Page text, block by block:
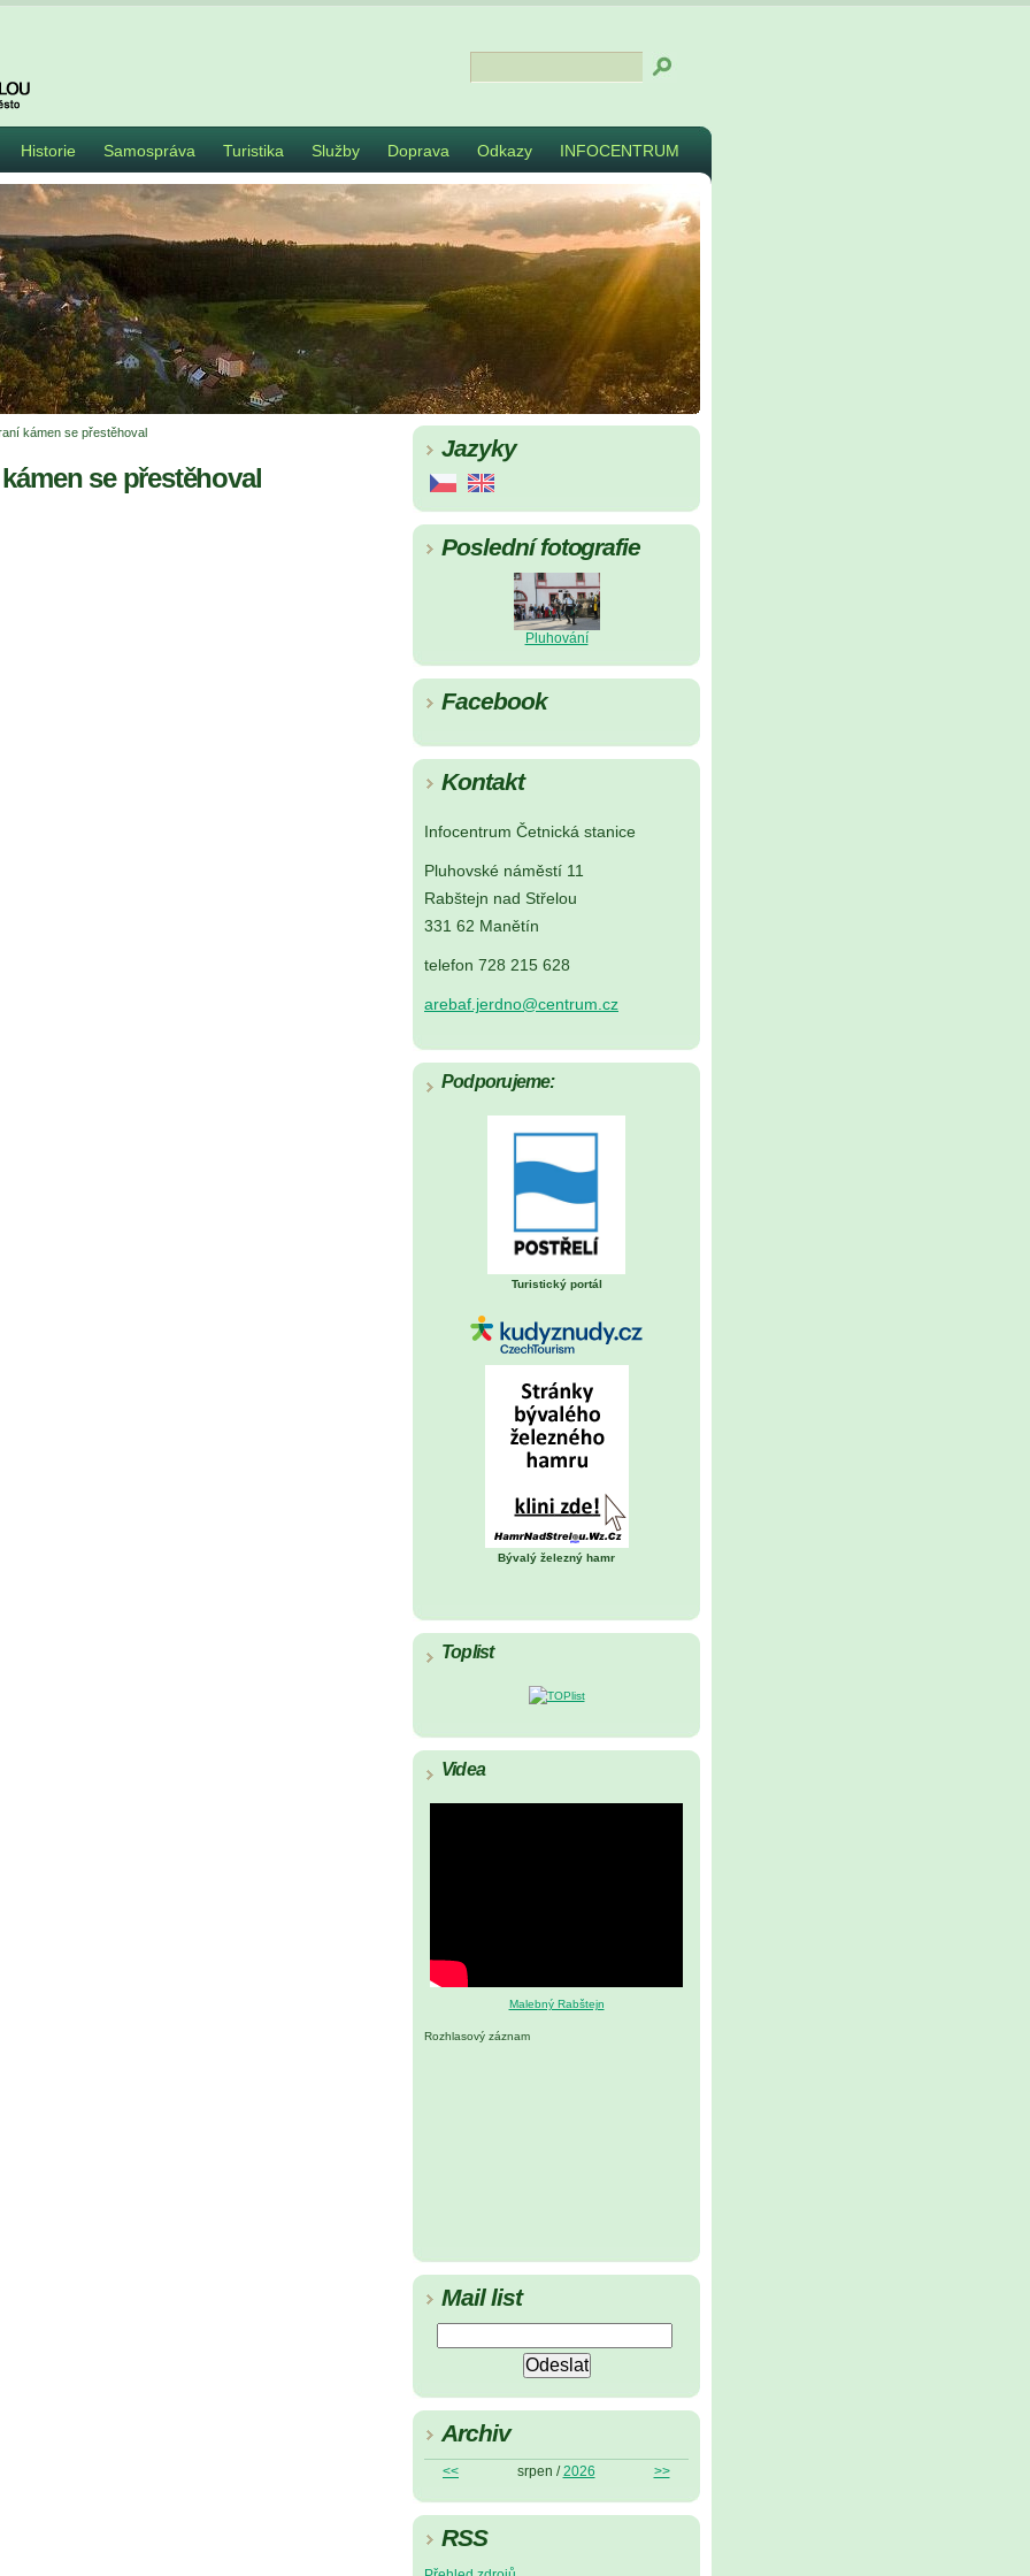
Historie Samospráva Turistika Služby Doprava Odkazy INFOCENTRUM
Jazyky
Poslední fotografie
Pluhování
Facebook
Kontakt
Infocentrum Četnická stanice
Pluhovské náměstí 11
Rabštejn nad Střelou
331 62 Manětín
telefon 728 215 628
arebaf.jerdno@centrum.cz
Podporujeme:
Turistický portál
Bývalý železný hamr
Toplist
Videa
Malebný Rabštejn
Rozhlasový záznam
Mail list
Archiv
<< srpen /2026 >>
RSS
kámen se přestěhoval
se přestěhoval